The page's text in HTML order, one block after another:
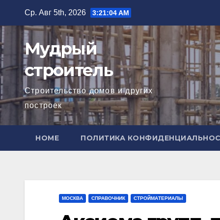
содержимому
Ср. Авг 5th, 2026 3:21:05 AM
Мудрый
строитель
Строительство домов и других
построек
HOME ПОЛИТИКА
МОСКВА СПРАВОЧНИК СТРОЙМАТЕРИАЛЫ